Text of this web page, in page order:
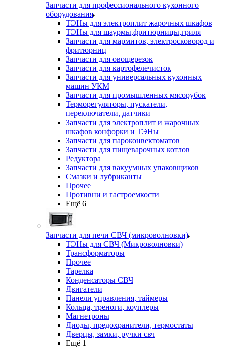
Запчасти для профессионального кухонного
оборудования
ТЭНы для электроплит жарочных шкафов
ТЭНы для шаурмы,фритюрницы,гриля
Запчасти для мармитов, электросковород и
фритюрниц
Запчасти для овощерезок
Запчасти для картофелечисток
Запчасти для универсальных кухонных
машин УКМ
Запчасти для промышленных мясорубок
Терморегуляторы, пускатели,
переключатели, датчики
Запчасти для электроплит и жарочных
шкафов конфорки и ТЭНы
Запчасти для пароконвектоматов
Запчасти для пищеварочных котлов
Редуктора
Запчасти для вакуумных упаковщиков
Смазки и лубриканты
Прочее
Противни и гастроемкости
Ещё 6
Запчасти для печи СВЧ (микроволновки)
ТЭНы для СВЧ (Микроволновки)
Трансформаторы
Прочее
Тарелка
Конденсаторы СВЧ
Двигатели
Панели управления, таймеры
Кольца, треноги, коуплеры
Магнетроны
Диоды, предохранители, термостаты
Дверцы, замки, ручки свч
Ещё 1